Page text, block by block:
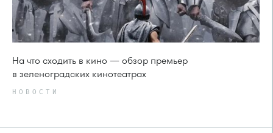
На что сходить в кино — обзор премьер
в зеленоградских кинотеатрах
НОВОСТИ